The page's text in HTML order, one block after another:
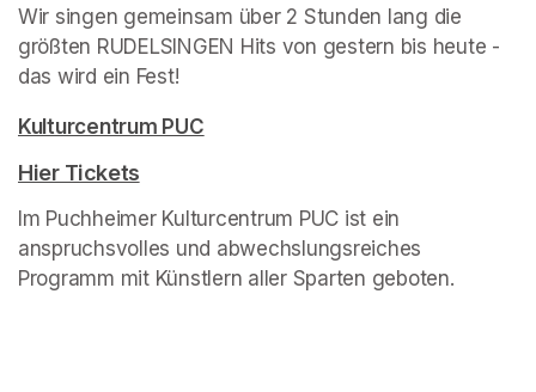
Wir singen gemeinsam über 2 Stunden lang die
größten RUDELSINGEN Hits von gestern bis heute -
das wird ein Fest!
(opens in a new tab)
Kulturcentrum PUC
Hier Tickets
Im Puchheimer Kulturcentrum PUC ist ein
anspruchsvolles und abwechslungsreiches
Programm mit Künstlern aller Sparten geboten.